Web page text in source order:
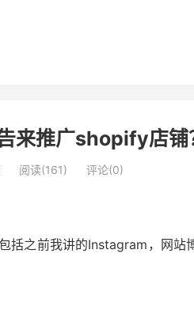
来推广shopify店铺
阅读(161) 评论(0)
括之前我讲的Instagram，网站